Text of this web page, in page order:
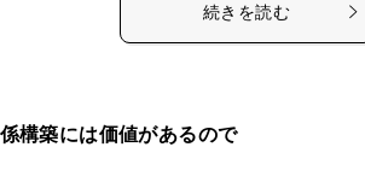
続きを読む
構築には価値があるので